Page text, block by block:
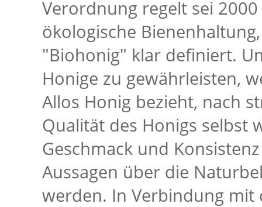
Verordnung regelt sei
ökologische
"Biohonig" klar definiert.
Honige zu gewährleisten,
Allos Honig bezieht, nach
Qualität des Honigs selbst
Geschmack und
Aussagen über die
werden. In Verbindung mit